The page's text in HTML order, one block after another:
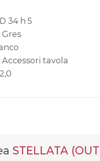
D 34 h 5
Gres
Accessori tavola
2,0
STELLATA